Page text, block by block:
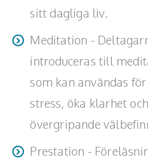
sitt dagliga liv.
Meditation -
introduceras till
som kan användas
stress, öka klarhet
övergripande
Prestation -